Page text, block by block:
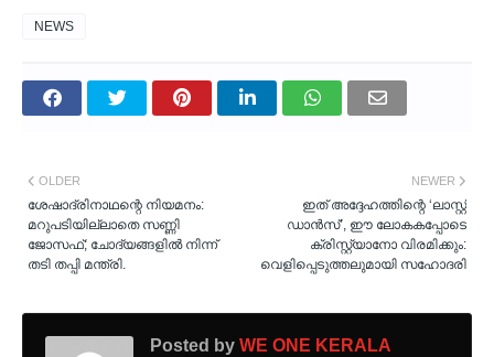
NEWS
NEWER
ഇത് അദ്ദേഹത്തിന്റെ ‘ലാസ്റ്റ്
ഡാൻസ്’, ഈ ലോകകപ്പോടെ
ക്രിസ്റ്റ്യാനോ വിരമിക്കും:
വെളിപ്പെടുത്തലുമായി സഹോദരി
OLDER
ശേഷാദ്രിനാഥന്റെ നിയമനം:
മറുപടിയില്ലാതെ സണ്ണി
ജോസഫ്; ചോദ്യങ്ങളിൽ നിന്ന്
തടി തപ്പി മന്ത്രി.
Posted by WE ONE KERALA